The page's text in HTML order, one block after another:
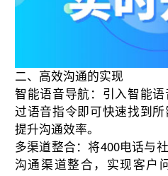
二、高效沟通的实现
智能语音导航：引入智能
过语音指令即可快速找到所
提升沟通效率。
多渠道整合：将400电话与
沟通渠道整合，实现客户